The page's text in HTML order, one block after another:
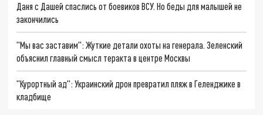
Даня с Дашей спаслись от боевиков ВСУ. Но беды для малышей не
закончились
"Мы вас заставим": Жуткие детали охоты на генерала. Зеленский
объяснил главный смысл теракта в центре Москвы
"Курортный ад": Украинский дрон превратил пляж в Геленджике в
кладбище